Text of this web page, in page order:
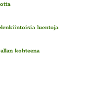
luentoja
kohteena